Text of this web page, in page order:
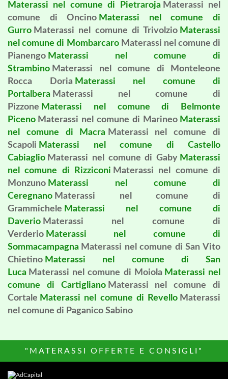
Materassi nel comune di Pietraroja Materassi nel
comune di Oncino Materassi nel comune di
Gurro Materassi nel comune di Trivolzio Materassi
nel comune di Mombarcaro Materassi nel comune di
Pianengo Materassi nel comune di
Strambino Materassi nel comune di Monteleone
Rocca Doria Materassi nel comune di
Portalbera Materassi nel comune di
Pizzone Materassi nel comune di Belmonte
Piceno Materassi nel comune di Marineo Materassi
nel comune di Macra Materassi nel comune di
Scapoli Materassi nel comune di Castello
Cabiaglio Materassi nel comune di Gaby Materassi
nel comune di Rizziconi Materassi nel comune di
Monzuno Materassi nel comune di
Ceregnano Materassi nel comune di
Grammichele Materassi nel comune di
Daverio Materassi nel comune di
Verderio Materassi nel comune di
Sommacampagna Materassi nel comune di San Vito
Chietino Materassi nel comune di San
Luca Materassi nel comune di Moiola Materassi nel
comune di Cartigliano Materassi nel comune di
Cortale Materassi nel comune di Revello Materassi
nel comune di Paganico Sabino
"MATERASSI OFFERTE E CONSIGLI"